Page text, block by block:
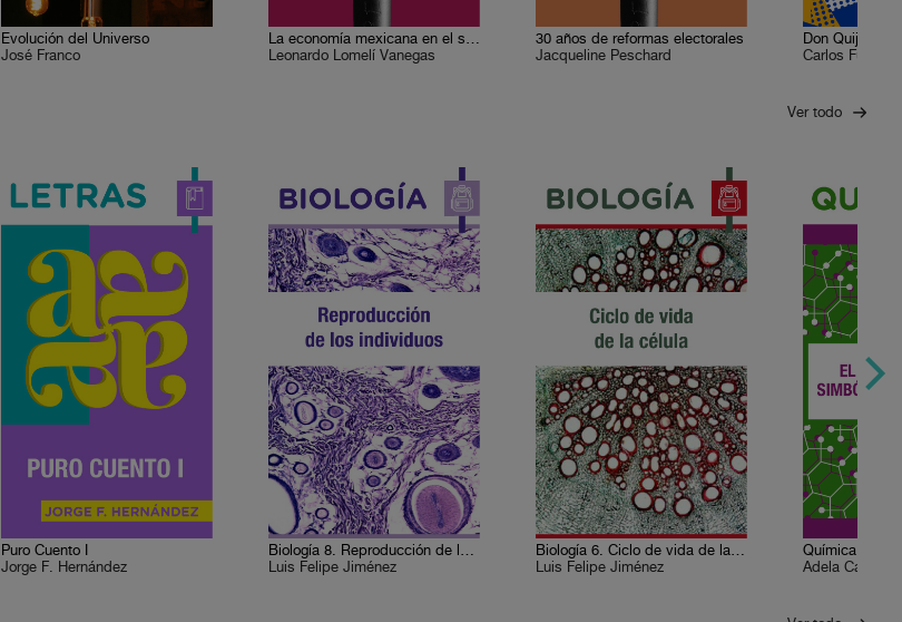
Evolución del Universo
José Franco
La economía mexicana en el siglo XX
Leonardo Lomelí Vanegas
30 años de reformas electorales
Jacqueline Peschard
Don Quijote y
Carlos Fuentes
Ver todo
Puro Cuento I
Jorge F. Hernández
Biología 8. Reproducción de los individuos
Luis Felipe Jiménez
Biología 6. Ciclo de vida de la célula
Luis Felipe Jiménez
Adela